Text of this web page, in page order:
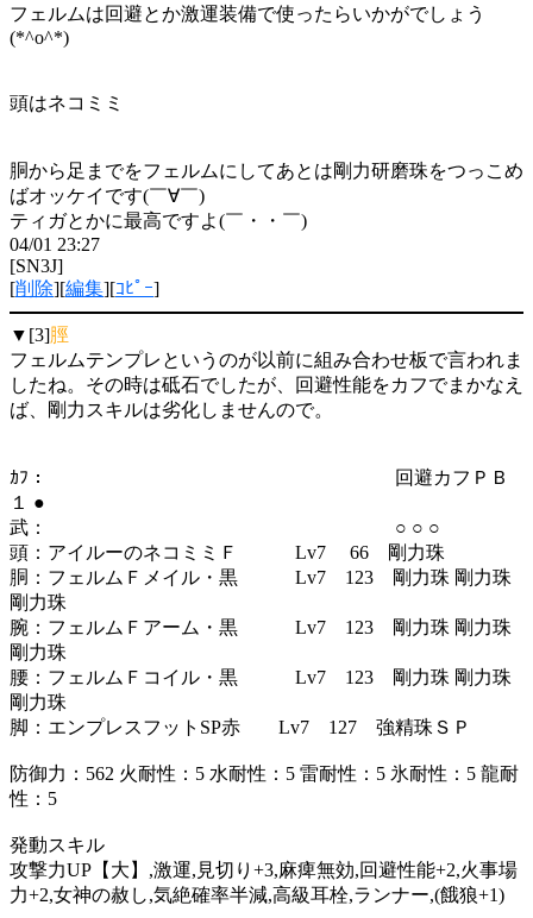
フェルムは回避とか激運装備で使ったらいかがでしょう
(*^o^*)
頭はネコミミ
胴から足までをフェルムにしてあとは剛力研磨珠をつっこめ
ばオッケイです(￣∀￣)
ティガとかに最高ですよ(￣・・￣)
04/01 23:27
[SN3J]
[削除][編集][ｺﾋﾟｰ]
▼[3]脛
フェルムテンプレというのが以前に組み合わせ板で言われま
したね。その時は砥石でしたが、回避性能をカフでまかなえ
ば、剛力スキルは劣化しませんので。
ｶﾌ： 回避カフＰＢ
１ ●
武： ○ ○ ○
頭：アイルーのネコミミＦ Lv7 66 剛力珠
胴：フェルムＦメイル・黒 Lv7 123 剛力珠 剛力珠
剛力珠
腕：フェルムＦアーム・黒 Lv7 123 剛力珠 剛力珠
剛力珠
腰：フェルムＦコイル・黒 Lv7 123 剛力珠 剛力珠
剛力珠
脚：エンプレスフットSP赤 Lv7 127 強精珠ＳＰ
防御力：562 火耐性：5 水耐性：5 雷耐性：5 氷耐性：5 龍耐
性：5
発動スキル
攻撃力UP【大】,激運,見切り+3,麻痺無効,回避性能+2,火事場
力+2,女神の赦し,気絶確率半減,高級耳栓,ランナー,(餓狼+1)